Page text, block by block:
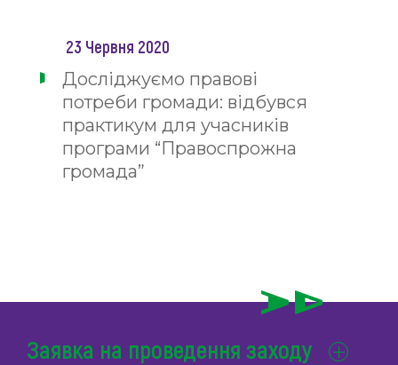
23 Червня 2020
Досліджуємо правові
потреби громади: відбувся
практикум для учасників
програми “Правоспрожна
громада”
Заявка на проведення заходу